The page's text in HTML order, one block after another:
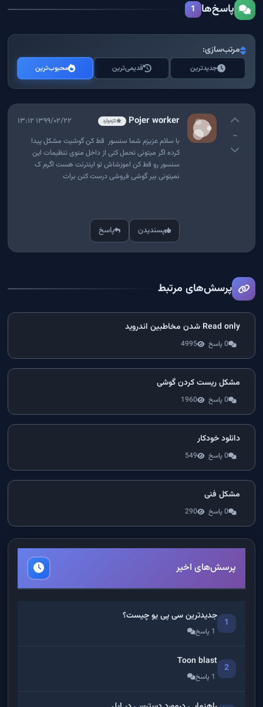
پاسخ‌ها 1
مرتب‌سازی:
جدیدترین قدیمی‌ترین محبوب‌ترین
-
Pojer worker تازه‌وارد
۱۳۹۹/۰۲/۲۲ ۱۳:۱۲
با سلام عزیزم شما سنسور قط کن گوشیت مشکل پیدا
کرده اگر میتونی تحمل کنی از داخل منوی تنظیمات این
سنسور رو قط کن اموزشاش تو اینترنت هست اگرم ک
نمیتونی ببر گوشی فروشی درست کنن برات
پسندیدن پاسخ
پرسش‌های مرتبط
Read only شدن مخاطبین اندروید
0 پاسخ 4995
مشکل ریست کردن گوشی
0 پاسخ 1960
دانلود خودکار
0 پاسخ 549
مشکل فنی
0 پاسخ 290
پرسش‌های اخیر
1
جدیدترین سی پی یو چیست؟
1 پاسخ
2
Toon blast
1 پاسخ